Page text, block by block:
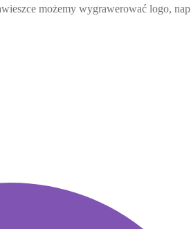
możemy wygrawerować logo,